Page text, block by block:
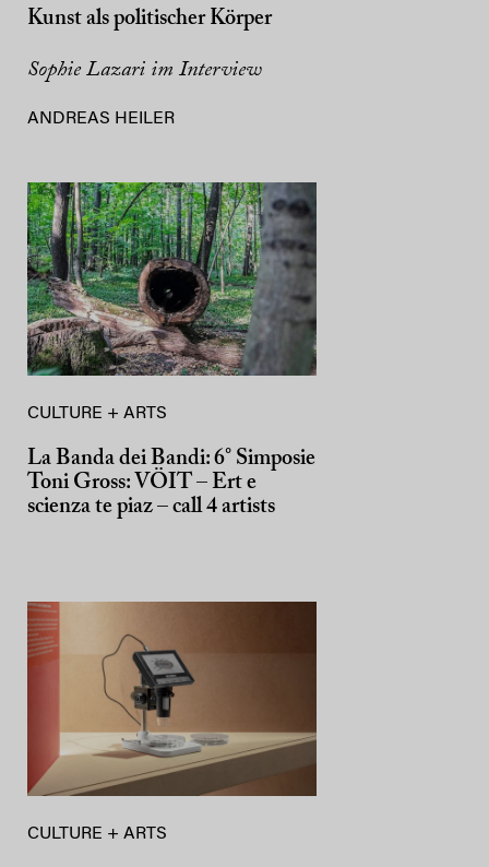
Kunst als politischer Körper
Sophie Lazari im Interview
ANDREAS HEILER
CULTURE + ARTS
La Banda dei Bandi: 6° Simposie
Toni Gross: VÖIT – Ert e
scienza te piaz – call 4 artists
CULTURE + ARTS